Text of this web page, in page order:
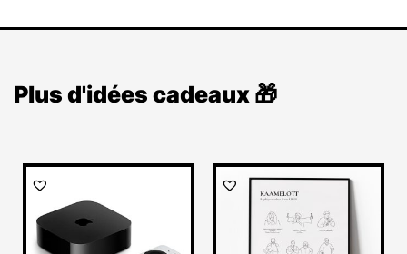
Plus d'idées cadeaux 🎁